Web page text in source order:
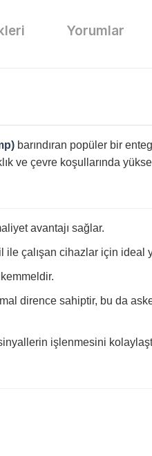
Yorumlar
barındıran popüler bir
ve çevre koşullarında
avantajı sağlar.
ile çalışan cihazlar için ideal
dirence sahiptir, bu da
işlenmesini